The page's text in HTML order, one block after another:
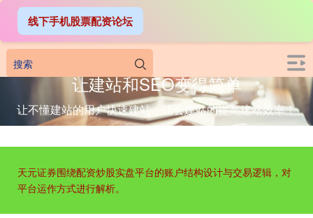
让建站和SEO变得简单
让不懂建站的用户快速建站，让会建站的提高建站效率！
天元证券围绕配资炒股实盘平台的账户结构设计与交易逻辑，对
平台运作方式进行解析。
线下手机股票配资论坛